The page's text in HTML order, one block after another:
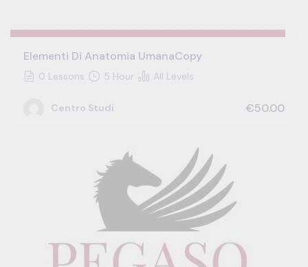
Elementi Di Anatomia UmanaCopy
0 Lessons 5 Hour All Levels
Centro Studi €50.00